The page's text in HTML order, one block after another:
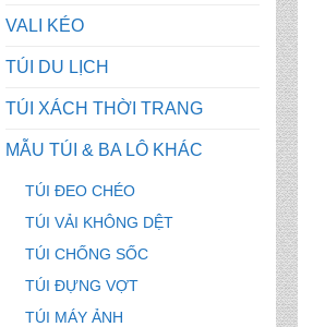
VALI KÉO
TÚI DU LỊCH
TÚI XÁCH THỜI TRANG
MẪU TÚI & BA LÔ KHÁC
TÚI ĐEO CHÉO
TÚI VẢI KHÔNG DỆT
TÚI CHỐNG SỐC
TÚI ĐỰNG VỢT
TÚI MÁY ẢNH